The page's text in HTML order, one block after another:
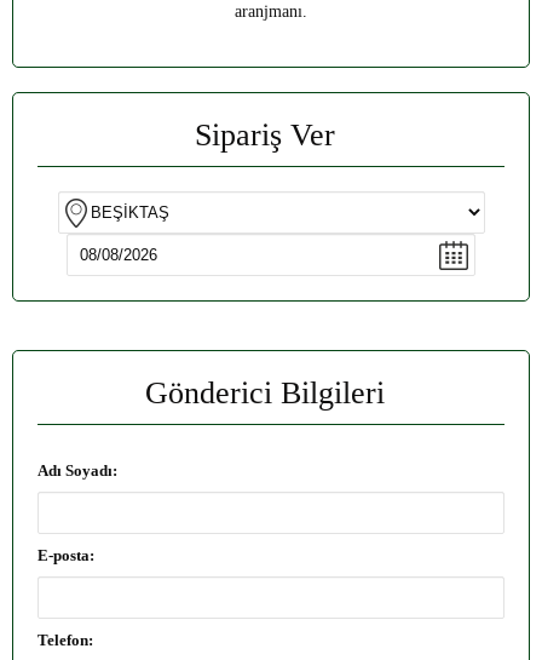
aranjmanı.
Sipariş Ver
Gönderici Bilgileri
Adı Soyadı:
E-posta:
Telefon: